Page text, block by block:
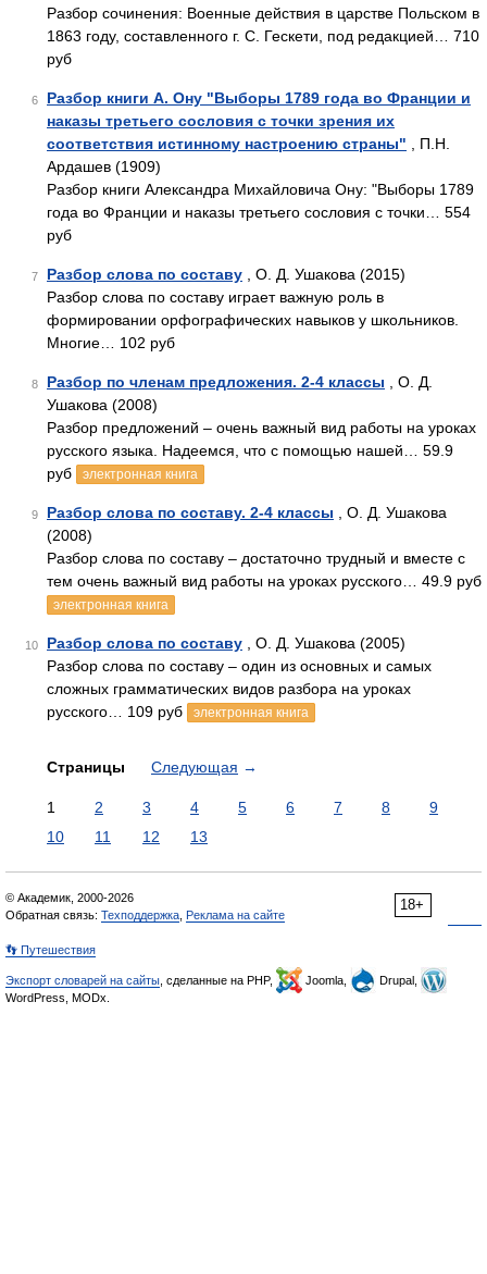
Разбор сочинения: Военные действия в царстве Польском в
1863 году, составленного г. С. Гескети, под редакцией… 710
руб
6
Разбор книги А. Ону "Выборы 1789 года во Франции и
наказы третьего сословия с точки зрения их
соответствия истинному настроению страны" , П.Н.
Ардашев (1909)
Разбор книги Александра Михайловича Ону: "Выборы 1789
года во Франции и наказы третьего сословия с точки… 554
руб
7 Разбор слова по составу , О. Д. Ушакова (2015)
Разбор слова по составу играет важную роль в
формировании орфографических навыков у школьников.
Многие… 102 руб
8 Разбор по членам предложения. 2-4 классы , О. Д.
Ушакова (2008)
Разбор предложений – очень важный вид работы на уроках
русского языка. Надеемся, что с помощью нашей… 59.9
руб
электронная книга
9 Разбор слова по составу. 2-4 классы , О. Д. Ушакова
(2008)
Разбор слова по составу – достаточно трудный и вместе с
тем очень важный вид работы на уроках русского… 49.9 руб
электронная книга
10 Разбор слова по составу , О. Д. Ушакова (2005)
Разбор слова по составу – один из основных и самых
сложных грамматических видов разбора на уроках
русского… 109 руб
электронная книга
Страницы Следующая →
1 2 3 4 5 6 7 8
9
10
11 12 13
18+
© Академик, 2000-2026
Обратная связь: Техподдержка Реклама на сайте
👣 Путешествия
Экспорт словарей на сайты , сделанные на PHP, Joomla,
Drupal,
WordPress, MODx.